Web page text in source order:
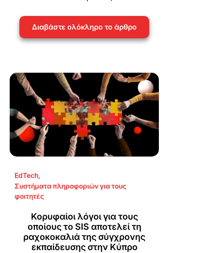
Διαβάστε ολόκληρο το άρθρο
EdTech,
Συστήματα πληροφοριών για τους
φοιτητές
Κορυφαίοι λόγοι για τους
οποίους το SIS αποτελεί τη
ραχοκοκαλιά της σύγχρονης
εκπαίδευσης στην Κύπρο